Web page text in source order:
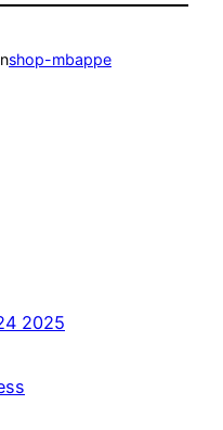
shop-mbappe
2025